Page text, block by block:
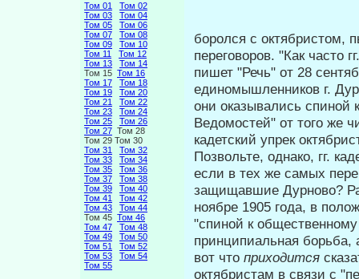
Том 01
Том 02
Том 03
Том 04
Том 05
Том 06
Том 07
Том 08
Том 09
Том 10
Том 11
Том 12
Том 13
Том 14
Том 15 Том 16
Том 17
Том 18
Том 19
Том 20
Том 21
Том 22
Том 23
Том 24
Том 25
Том 26
Том 27 Том 28
Том 29 Том 30
Том 31
Том 32
Том 33
Том 34
Том 35
Том 36
Том 37
Том 38
Том 39
Том 40
Том 41
Том 42
Том 43
Том 44
Том 45 Том 46
Том 47
Том 48
Том 49
Том 50
Том 51
Том 52
Том 53
Том 54
Том 55
боролся с октябристом,
переговоров. "Как часто
пишет "Речь" от 28
единомышленников г.
они оказывались
Ведомостей" от того же
кадетский упрек
Позвольте, однако, гг.
если в тех же самых
защищавшие Дурново?
ноябре 1905 года, в
"спиной к
принципиальная борьба,
вот что приходится
октябристам в связи с